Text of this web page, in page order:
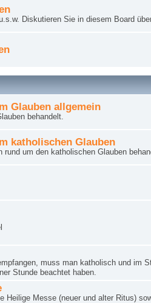
Diskutieren Sie in diesem Board
Glauben allgemein
behandelt.
katholischen Glauben
rund um den katholischen Glauben
muss man katholisch und im
Stunde beachtet haben.
Heilige Messe (neuer und alter Ritus)